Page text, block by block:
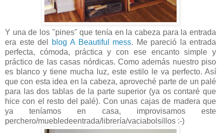
Y una de los "pines" que tenía en la cabeza para la entrada
era este del
blog A Beautiful mess. Me pareció la entrada
perfecta, cómoda, práctica y con ese encanto simple y
práctico de las casas nórdicas. Como además nuestro piso
es blanco y tiene mucha luz, este estilo le va perfecto. Así
que con esta idea en la cabeza, aproveché parte de un palé
para las dos tablas de la parte superior (ya os contaré que
hice con el resto del palé). Con unas cajas de madera que
ya teníamos en casa, improvisamos este
perchero/muebledeentrada/librería/vaciabolsillos :-)